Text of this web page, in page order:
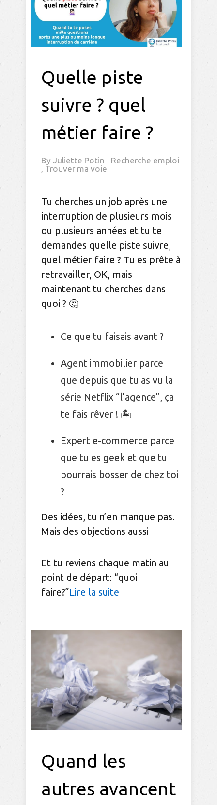
Quelle piste
suivre ? quel
métier faire ?
By Juliette Potin | Recherche emploi
, Trouver ma voie
Tu cherches un job après une
interruption de plusieurs mois
ou plusieurs années et tu te
demandes quelle piste suivre,
quel métier faire ? Tu es prête à
retravailler, OK, mais
maintenant tu cherches dans
quoi ? 🤔
Ce que tu faisais avant ?
Agent immobilier parce
que depuis que tu as vu la
série Netflix “l’agence”, ça
te fais rêver ! 🏝
Expert e-commerce parce
que tu es geek et que tu
pourrais bosser de chez toi
?
Des idées, tu n’en manque pas.
Mais des objections aussi
Et tu reviens chaque matin au
point de départ: “quoi
faire?”Lire la suite
Quand les
autres avancent